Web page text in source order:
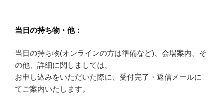
当日の持ち物・他：
当日の持ち物(オンラインの方は準備など)、会場案内、そ
の他、詳細に関しましては、
お申し込みをいただいた際に、受付完了・返信メールに
てご案内いたします。